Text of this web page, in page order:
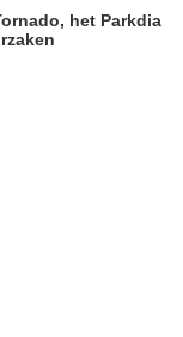
het Parkdia